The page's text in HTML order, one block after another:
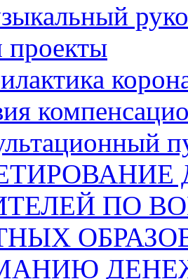
ПО